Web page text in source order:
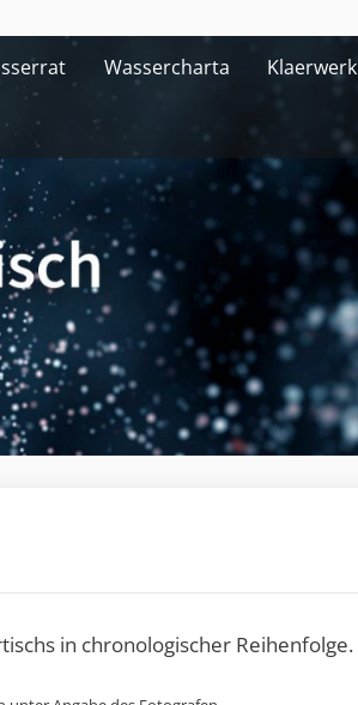
Wassercharta Klaerwerk
in chronologischer Reihenfolge.